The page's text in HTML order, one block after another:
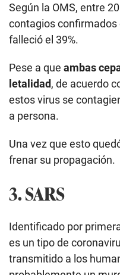
Según la OMS, entre
contagios confirmados
falleció el 39%.
Pese a que ambas
letalidad, de acuerdo
estos virus se
a persona.
Una vez que esto
frenar su propagación.
3. SARS
Identificado por
es un tipo de
transmitido a los